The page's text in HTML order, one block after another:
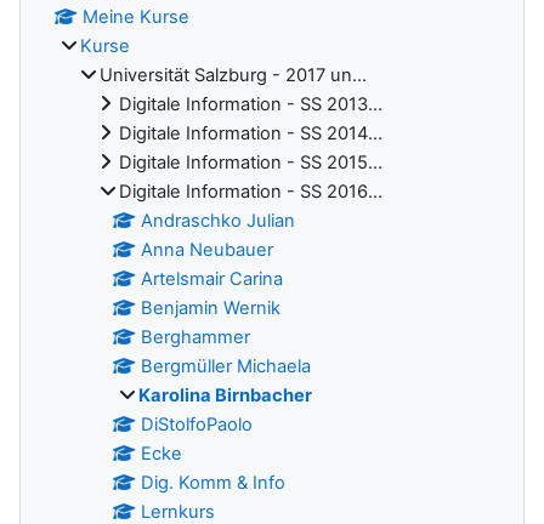
Meine Kurse
Kurse
Universität Salzburg - 2017 un...
Digitale Information - SS 2013...
Digitale Information - SS 2014...
Digitale Information - SS 2015...
Digitale Information - SS 2016...
Andraschko Julian
Anna Neubauer
Artelsmair Carina
Benjamin Wernik
Berghammer
Bergmüller Michaela
Karolina Birnbacher
DiStolfoPaolo
Ecke
Dig. Komm & Info
Lernkurs